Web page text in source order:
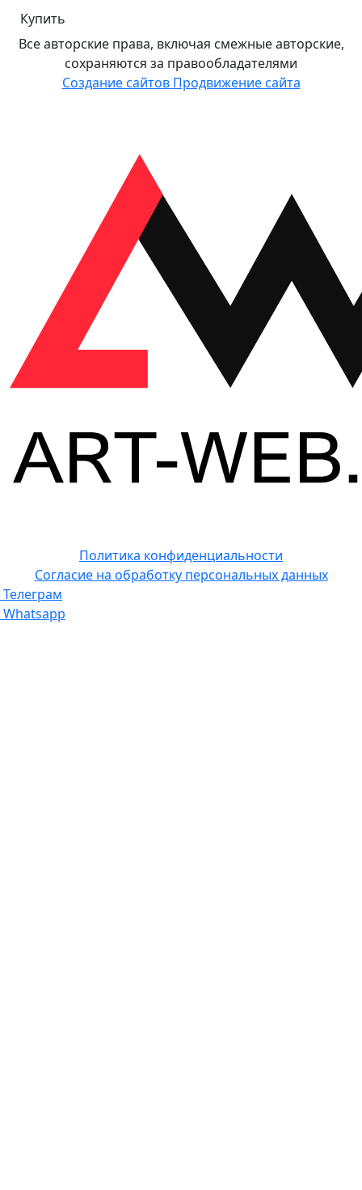
Купить
Все авторские права, включая смежные авторские,
сохраняются за правообладателями
Создание сайтов Продвижение сайта
Политика конфиденциальности
Согласие на обработку персональных данных
Телеграм
Whatsapp